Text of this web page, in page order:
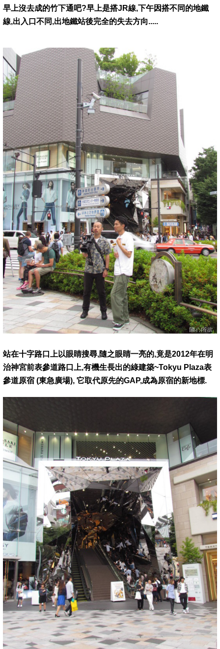
早上沒去成的竹下通吧?早上是搭JR線,下午因搭不同的地鐵
線,出入口不同,出地鐵站後完全的失去方向.....
站在十字路口上以眼睛搜尋,隨之眼睛一亮的,竟是2012年在明
治神宮前表參道路口上,有機生長出的綠建築~Tokyu Plaza表
參道原宿 (東急廣場), 它取代原先的GAP,成為原宿的新地標.